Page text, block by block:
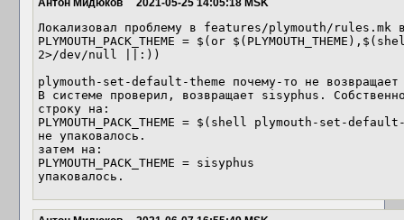
Антон Мидюков 2021-05-25 14:05:18 MSK
Локализовал проблему в features/plymouth/rules.mk
PLYMOUTH_PACK_THEME = $(or
2>/dev/null ||:))
plymouth-set-default-theme почему-то не
В системе проверил, возвращает sisyphus.
строку на:
PLYMOUTH_PACK_THEME = $(shell plymouth-set-
не упаковалось.
затем на:
PLYMOUTH_PACK_THEME = sisyphus
упаковалось.